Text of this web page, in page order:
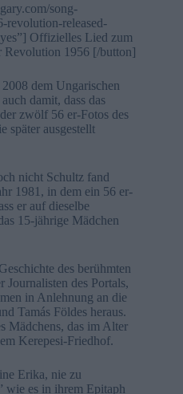
song-
revolution-released-
Offizielles Lied zum
Revolution 1956 [/button]
dem Ungarischen
damit, dass das
zwölf 56 er-Fotos des
später ausgestellt
nicht Schultz fand
1981, in dem ein 56 er-
er auf dieselbe
15-jährige Mädchen
des berühmten
Journalisten des Portals,
in Anlehnung an die
Tamás Földes heraus.
Mädchens, das im Alter
Kerepesi-Friedhof.
Erika, nie zu
wie es in ihrem Epitaph